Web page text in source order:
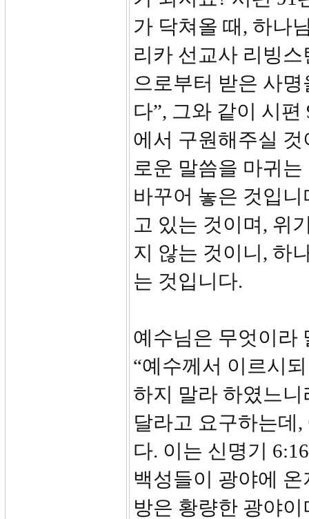
가 닥쳐올 때, 하나
리카 선교사 리빙
으로부터 받은 사
다”, 그와 같이 시
에서 구원해주실
로운 말씀을 마귀
바꾸어 놓은 것입
고 있는 것이며, 위
지 않는 것이니, 하
는 것입니다.
예수님은 무엇이라
“예수께서 이르시
하지 말라 하였느
달라고 요구하는데
다. 이는 신명기
백성들이 광야에
방은 황량한 광야